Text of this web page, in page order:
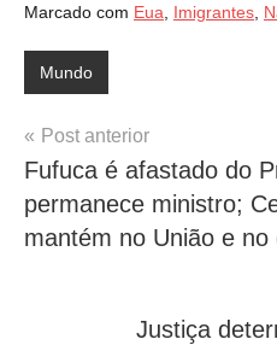
Marcado com Eua Imigrantes
Mundo
Navegação
de
Post
Post anterior
Fufuca é afastado do
permanece ministro;
mantém no União e no
Justiça